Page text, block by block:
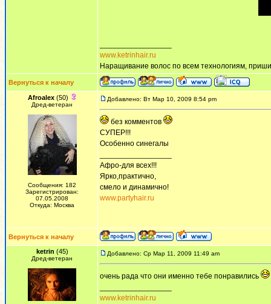
www.ketrinhair.ru
Наращивание волос по всем технологиям,
Вернуться к началу
Afroalex(50)
Дред-ветеран
Сообщения: 182
Зарегистрирован:
07.05.2008
Откуда: Москва
Добавлено: Вт Мар 10, 2009 8:54 pm
без комментов
СУПЕР!!!
Особенно синегалы
Афро-для всех!!!
Ярко,практично,
смело и динамично!
www.partyhair.ru
Вернуться к началу
ketrin (45)
Дред-ветеран
Добавлено: Ср Мар 11, 2009 11:49 am
очень рада что они именно тебе понравились
www.ketrinhair.ru